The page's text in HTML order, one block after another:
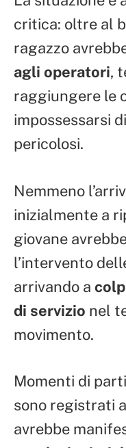
critica: oltre al
ragazzo
agli operatori,
raggiungere le
impossessarsi
pericolosi.
Nemmeno
inizialmente a
giovane
l’intervento
arrivando a
di servizio nel
movimento.
Momenti di
sono registrati
avrebbe